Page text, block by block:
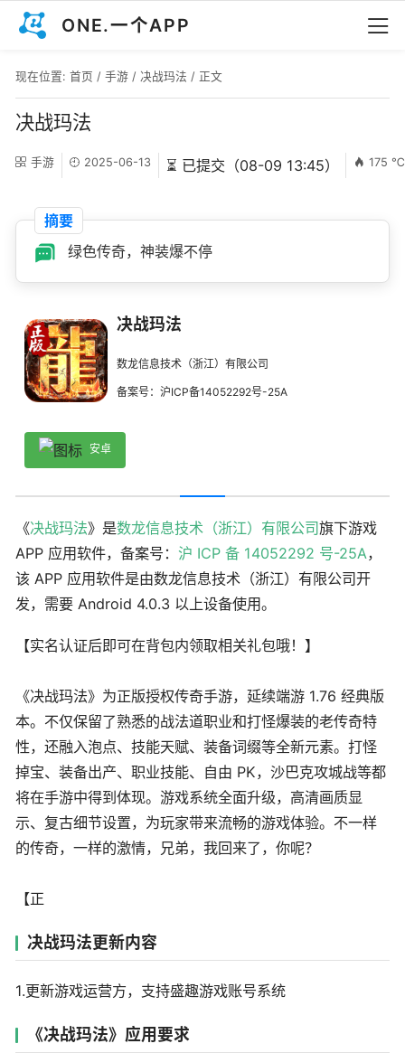
ONE.一个APP
现在位置: 首页 / 手游 / 决战玛法 / 正文
决战玛法
手游 2025-06-13 ⏳ 已提交（08-09 13:45） 175 ℃
摘要
绿色传奇，神装爆不停
决战玛法
数龙信息技术（浙江）有限公司
备案号：沪ICP备14052292号-25A
安卓
《决战玛法》是数龙信息技术（浙江）有限公司旗下游戏
APP 应用软件，备案号： 沪 ICP 备 14052292 号-25A，
该 APP 应用软件是由数龙信息技术（浙江）有限公司开
发，需要 Android 4.0.3 以上设备使用。
【实名认证后即可在背包内领取相关礼包哦！】
《决战玛法》为正版授权传奇手游，延续端游 1.76 经典版
本。不仅保留了熟悉的战法道职业和打怪爆装的老传奇特
性，还融入泡点、技能天赋、装备词缀等全新元素。打怪
掉宝、装备出产、职业技能、自由 PK，沙巴克攻城战等都
将在手游中得到体现。游戏系统全面升级，高清画质显
示、复古细节设置，为玩家带来流畅的游戏体验。不一样
的传奇，一样的激情，兄弟，我回来了，你呢？
【正
决战玛法更新内容
1.更新游戏运营方，支持盛趣游戏账号系统
《决战玛法》应用要求